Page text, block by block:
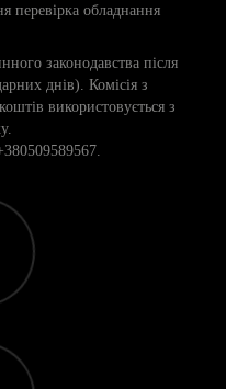
перевірка обладнання
законодавства після
днів). Комісія з
використовується з